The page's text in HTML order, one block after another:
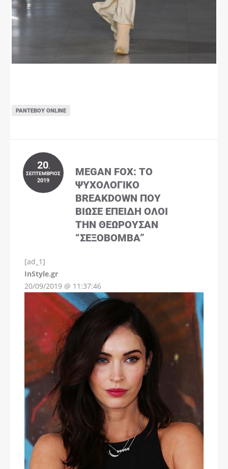
ΡΑΝΤΕΒΟΎ ONLINE
20.
ΣΕΠΤΈΜΒΡΙΟΣ
2019
MEGAN FOX: ΤΟ
ΨΥΧΟΛΟΓΙΚΌ
BREAKDOWN ΠΟΥ
ΒΊΩΣΕ ΕΠΕΙΔΉ ΌΛΟΙ
ΤΗΝ ΘΕΩΡΟΎΣΑΝ
“ΣΕΞΟΒΌΜΒΑ”
[ad_1]
InStyle.gr
20/09/2019 @ 11:37:46